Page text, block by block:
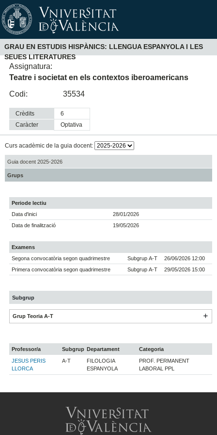
GRAU EN ESTUDIS HISPÀNICS: LLENGUA ESPANYOLA I LES
SEUES LITERATURES
Assignatura:
Teatre i societat en els contextos iberoamericans
Codi:
35534
Crèdits
6
Caràcter
optativa
Curs acadèmic de la guia docent:
Guia docent 2025-2026
Grups
Periode lectiu
Data d'inici
28/01/2026
Data de finalització
19/05/2026
Examens
Segona convocatòria segon quadrimestre
Subgrup A-T
26/06/2026 12:00
Primera convocatòria segon quadrimestre
Subgrup A-T 29/05/2026 15:00
Subgrup
Grup Teoria A-T
Professor/a Subgrup Departament
Categoria
JESUS PERIS
LLORCA
A-T
FILOLOGIA
ESPANYOLA
PROF. PERMANENT
LABORAL PPL